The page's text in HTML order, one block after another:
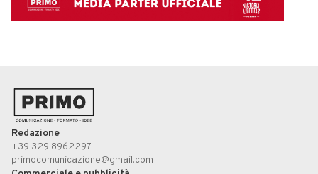
Redazione
+39 329 8962297
primocomunicazione@gmail.com